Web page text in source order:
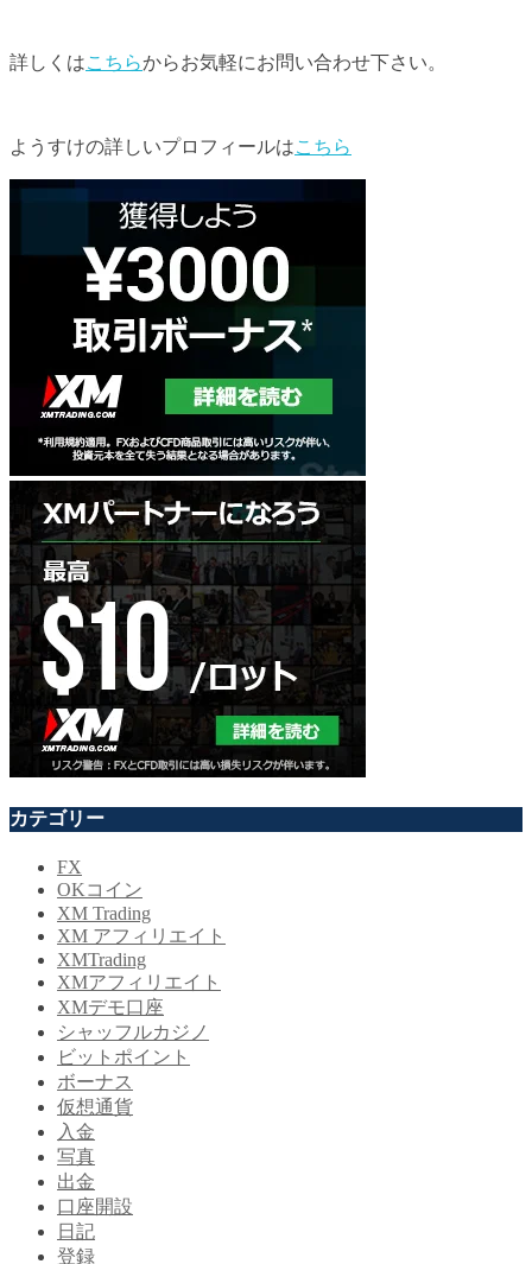
詳しくはこちらからお気軽にお問い合わせ下さい。
ようすけの詳しいプロフィールはこちら
カテゴリー
FX
OKコイン
XM Trading
XM アフィリエイト
XMTrading
XMアフィリエイト
XMデモ口座
シャッフルカジノ
ビットポイント
ボーナス
仮想通貨
入金
写真
出金
口座開設
日記
登録